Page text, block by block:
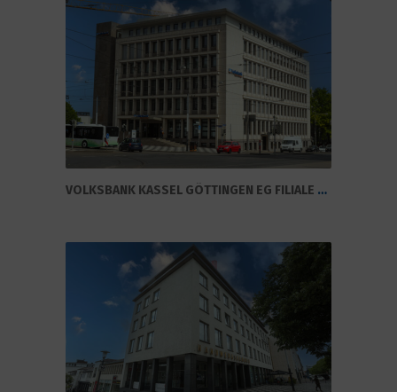
VOLKSBANK KASSEL GÖTTINGEN EG FILIALE HAUPTSTELLE KASSEL